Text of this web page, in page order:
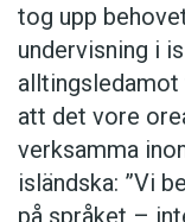
memorial
2011 medJag
briljanta
och
medskapare”,
teckenspråk.
fick stor
Grönland
Bakom
danskt
tog upp
undervisning i
alltingsledamot
att det vore
verksamma
isländska: ”Vi